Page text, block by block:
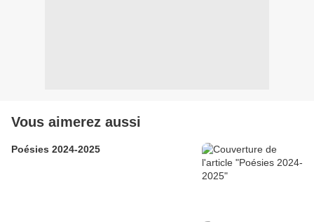
Vous aimerez aussi
Poésies 2024-2025